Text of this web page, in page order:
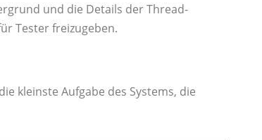
und die Details der Thread-
Tester freizugeben.
kleinste Aufgabe des Systems, die